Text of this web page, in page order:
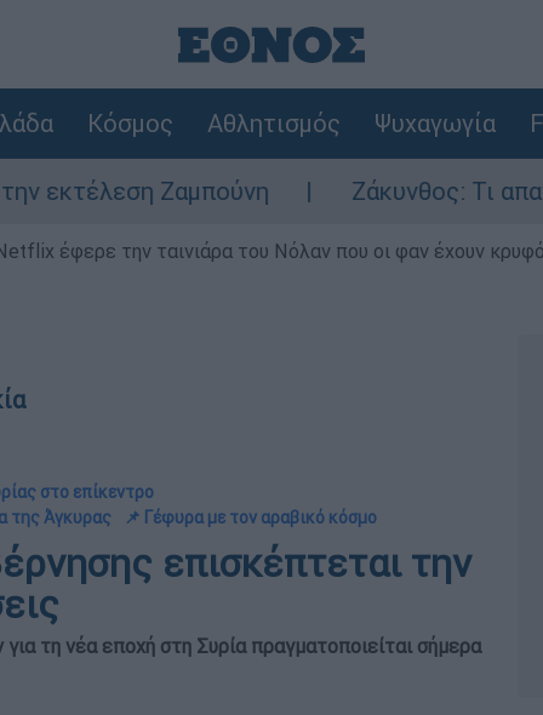
Κόσμος Αθλητισμός Ψυχαγωγία
Ζαμπούνη Ζάκυνθος: Τι απαντά η ΕΛΑΣ
έφερε την ταινιάρα του Νόλαν που οι φαν έχουν
στο επίκεντρο
της Άγκυρας
📌 Γέφυρα με τον αραβικό κόσμο
επισκέπτεται την
τη νέα εποχή στη Συρία πραγματοποιείται σήμερα